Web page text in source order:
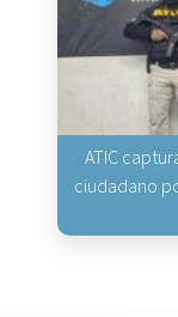
ATIC
ciudadano